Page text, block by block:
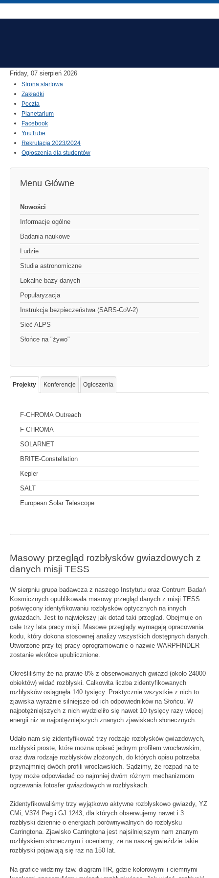
Friday, 07 sierpień 2026
Strona startowa
Zakładki
Poczta
Planetarium
Facebook
YouTube
Rekrutacja 2023/2024
Ogłoszenia dla studentów
Menu Główne
Nowości
Informacje ogólne
Badania naukowe
Ludzie
Studia astronomiczne
Lokalne bazy danych
Popularyzacja
Instrukcja bezpieczeństwa (SARS-CoV-2)
Sieć ALPS
Słońce na "żywo"
Projekty Konferencje Ogłoszenia
F-CHROMA Outreach
F-CHROMA
SOLARNET
BRITE-Constellation
Kepler
SALT
European Solar Telescope
Masowy przegląd rozbłysków gwiazdowych z
danych misji TESS
W sierpniu grupa badawcza z naszego Instytutu oraz Centrum Badań
Kosmicznych opublikowała masowy przegląd danych z misji TESS
poświęcony identyfikowaniu rozbłysków optycznych na innych
gwiazdach. Jest to największy jak dotąd taki przegląd. Obejmuje on
całe trzy lata pracy misji. Masowe przeglądy wymagają opracowania
kodu, który dokona stosownej analizy wszystkich dostępnych danych.
Utworzone przy tej pracy oprogramowanie o nazwie WARPFINDER
zostanie wkrótce upublicznione.
Określiliśmy że na prawie 8% z obserwowanych gwiazd (około 24000
obiektów) widać rozbłyski. Całkowita liczba zidentyfikowanych
rozbłysków osiągnęła 140 tysięcy. Praktycznie wszystkie z nich to
zjawiska wyraźnie silniejsze od ich odpowiedników na Słońcu. W
najpotężniejszych z nich wydzieliło się nawet 10 tysięcy razy więcej
energii niż w najpotężniejszych znanych zjawiskach słonecznych.
Udało nam się zidentyfikować trzy rodzaje rozbłysków gwiazdowych,
rozbłyski proste, które można opisać jednym profilem wrocławskim,
oraz dwa rodzaje rozbłysków złożonych, do których opisu potrzeba
przynajmniej dwóch profili wrocławskich. Sądzimy, że rozpad na te
typy może odpowiadać co najmniej dwóm różnym mechanizmom
ogrzewania fotosfer gwiazdowych w rozbłyskach.
Zidentyfikowaliśmy trzy wyjątkowo aktywne rozbłyskowo gwiazdy, YZ
CMi, V374 Peg i GJ 1243, dla których obserwujemy nawet i 3
rozbłyski dziennie o energiach porównywalnych do rozbłysku
Carringtona. Zjawisko Carringtona jest najsilniejszym nam znanym
rozbłyskiem słonecznym i oceniamy, że na naszej gwieździe takie
rozbłyski pojawiają się raz na 150 lat.
Na grafice widzimy tzw. diagram HR, gdzie kolorowymi i ciemnymi